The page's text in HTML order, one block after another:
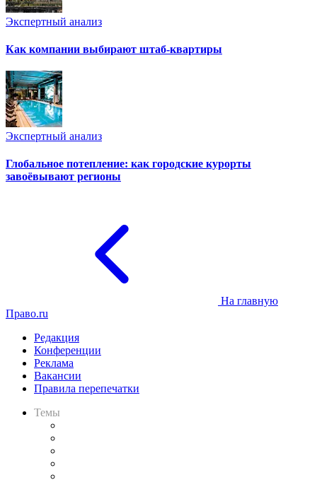
Экспертный анализ
Как компании выбирают штаб-квартиры
Экспертный анализ
Глобальное потепление: как городские курорты
завоёвывают регионы
На главную
Право.ru
Редакция
Конференции
Реклама
Вакансии
Правила перепечатки
Темы